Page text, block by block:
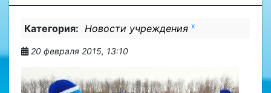
Категория: Новости учреждения x
20 февраля 2015, 13:10